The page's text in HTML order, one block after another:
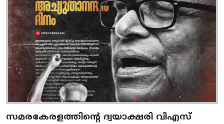
സമരകേരളത്തിൻ്റെ ദ്വയാക്ഷരി വിഎസ്